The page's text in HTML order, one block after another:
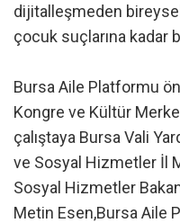
dijitalleşmeden
çocuk suçlarına kadar
Bursa Aile Platformu
Kongre ve Kültür
çalıştaya Bursa Vali
ve Sosyal Hizmetler İl
Sosyal Hizmetler
Metin Esen,Bursa Aile